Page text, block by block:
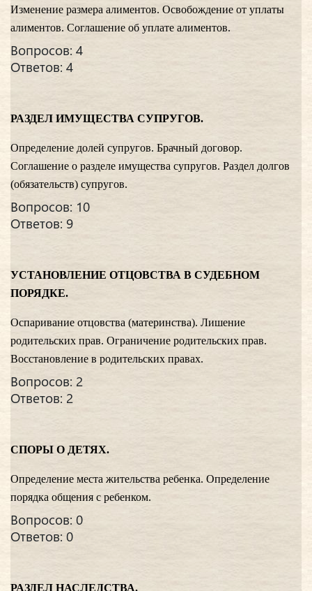
Изменение размера алиментов. Освобождение от уплаты
алиментов. Соглашение об уплате алиментов.
Вопросов: 4
Ответов: 4
РАЗДЕЛ ИМУЩЕСТВА СУПРУГОВ.
Определение долей супругов. Брачный договор.
Соглашение о разделе имущества супругов. Раздел долгов
(обязательств) супругов.
Вопросов: 10
Ответов: 9
УСТАНОВЛЕНИЕ ОТЦОВСТВА В СУДЕБНОМ
ПОРЯДКЕ.
Оспаривание отцовства (материнства). Лишение
родительских прав. Ограничение родительских прав.
Восстановление в родительских правах.
Вопросов: 2
Ответов: 2
СПОРЫ О ДЕТЯХ.
Определение места жительства ребенка. Определение
порядка общения с ребенком.
Вопросов: 0
Ответов: 0
РАЗДЕЛ НАСЛЕДСТВА.